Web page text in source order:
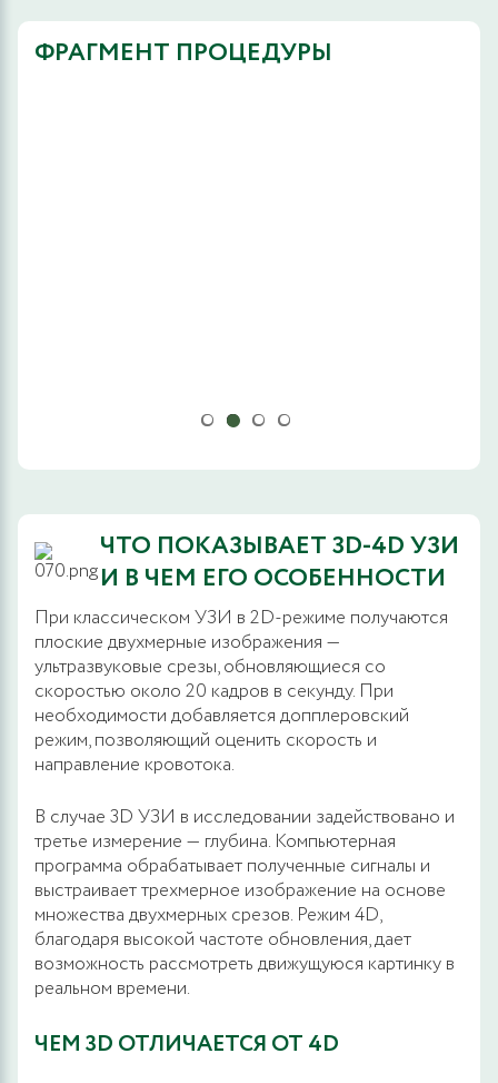
ФРАГМЕНТ ПРОЦЕДУРЫ
ЧТО ПОКАЗЫВАЕТ 3D-4D УЗИ
И В ЧЕМ ЕГО ОСОБЕННОСТИ
При классическом УЗИ в 2D-режиме получаются
плоские двухмерные изображения —
ультразвуковые срезы, обновляющиеся со
скоростью около 20 кадров в секунду. При
необходимости добавляется допплеровский
режим, позволяющий оценить скорость и
направление кровотока.
В случае 3D УЗИ в исследовании задействовано и
третье измерение — глубина. Компьютерная
программа обрабатывает полученные сигналы и
выстраивает трехмерное изображение на основе
множества двухмерных срезов. Режим 4D,
благодаря высокой частоте обновления, дает
возможность рассмотреть движущуюся картинку в
реальном времени.
ЧЕМ 3D ОТЛИЧАЕТСЯ ОТ 4D